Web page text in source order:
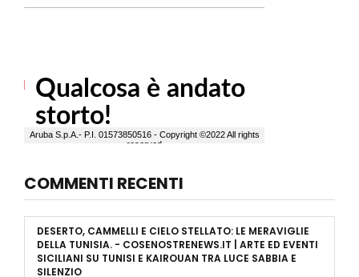
COMMENTI RECENTI
DESERTO, CAMMELLI E CIELO STELLATO: LE MERAVIGLIE
DELLA TUNISIA. - COSENOSTRENEWS.IT | ARTE ED EVENTI
SICILIANI SU TUNISI E KAIROUAN TRA LUCE SABBIA E
SILENZIO